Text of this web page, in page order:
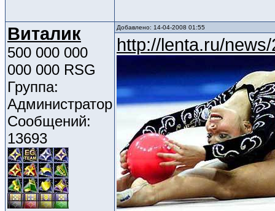
Виталик
500 000 000
000 000 RSG
Группа:
Администратор
Сообщений:
13693
Добавлено: 14-04-2008 01:55
http://lenta.ru/